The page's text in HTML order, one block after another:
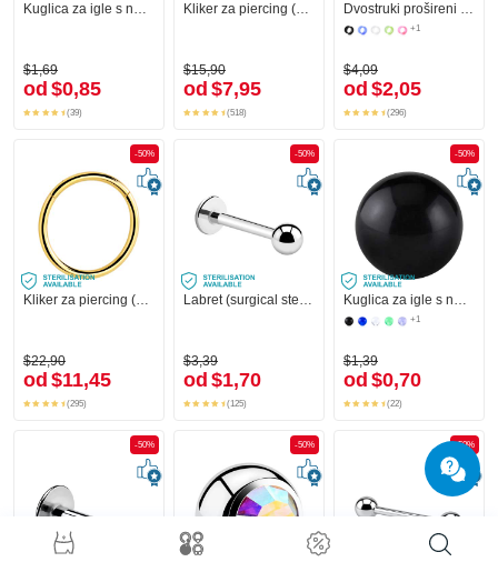
Kuglica za igle s navojem (kirurški čelik, srebrna, sjajna završna obrada)
$1,69
od $0,85
(39)
Kliker za piercing (kirurški čelik, srebrna, sjajna završna obrada)
$15,90
od $7,95
(518)
Dvostruki prošireni tunel (silikon, razne boje)
+1
$4,09
od $2,05
(296)
-50%
$22,90
od $11,45
(295)
-50%
$3,39
od $1,70
(125)
-50%
+1
$1,39
od $0,70
(22)
-50% -50% -50%